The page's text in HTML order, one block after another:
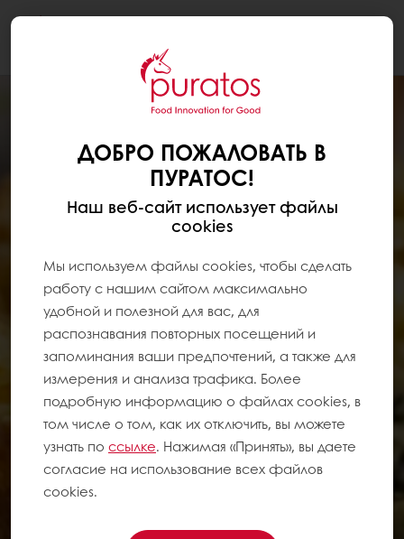
ДОБРО ПОЖАЛОВАТЬ В
ПУРАТОС!
Наш веб-сайт использует файлы
cookies
Мы используем файлы cookies, чтобы сделать
работу с нашим сайтом максимально
удобной и полезной для вас, для
распознавания повторных посещений и
запоминания ваши предпочтений, а также для
измерения и анализа трафика. Более
подробную информацию о файлах cookies, в
том числе о том, как их отключить, вы можете
узнать по ссылке. Нажимая «Принять», вы даете
согласие на использование всех файлов
cookies.